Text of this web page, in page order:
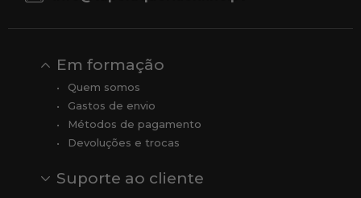
Em formação
Quem somos
Gastos de envio
Métodos de pagamento
Devoluções e trocas
Suporte ao cliente